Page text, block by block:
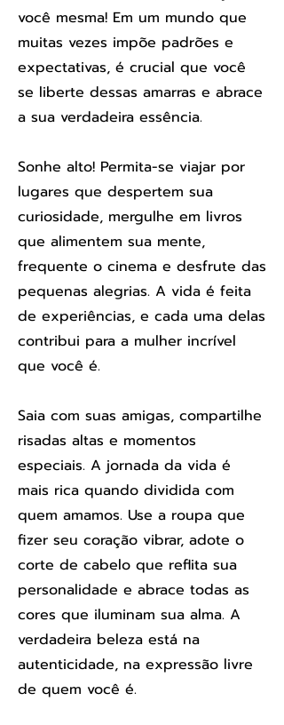
você mesma! Em um mundo que
muitas vezes impõe padrões e
expectativas, é crucial que você
se liberte dessas amarras e abrace
a sua verdadeira essência.
Sonhe alto! Permita-se viajar por
lugares que despertem sua
curiosidade, mergulhe em livros
que alimentem sua mente,
frequente o cinema e desfrute das
pequenas alegrias. A vida é feita
de experiências, e cada uma delas
contribui para a mulher incrível
que você é.
Saia com suas amigas, compartilhe
risadas altas e momentos
especiais. A jornada da vida é
mais rica quando dividida com
quem amamos. Use a roupa que
fizer seu coração vibrar, adote o
corte de cabelo que reflita sua
personalidade e abrace todas as
cores que iluminam sua alma. A
verdadeira beleza está na
autenticidade, na expressão livre
de quem você é.